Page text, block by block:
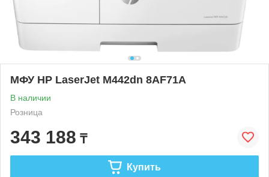
МФУ HP LaserJet M442dn 8AF71A
В наличии
Розница
343 188 ₸
Купить